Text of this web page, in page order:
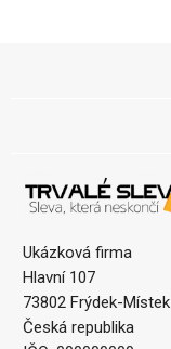
Ukázková firma
Hlavní 107
73802 Frýdek-Místek
Česká republika